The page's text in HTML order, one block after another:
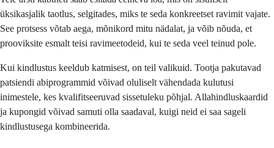
üksikasjalik taotlus, selgitades, miks te seda konkreetset ravimit vajate.
See protsess võtab aega, mõnikord mitu nädalat, ja võib nõuda, et
prooviksite esmalt teisi ravimeetodeid, kui te seda veel teinud pole.
Kui kindlustus keeldub katmisest, on teil valikuid. Tootja pakutavad
patsiendi abiprogrammid võivad oluliselt vähendada kulutusi
inimestele, kes kvalifitseeruvad sissetuleku põhjal. Allahindluskaardid
ja kupongid võivad samuti olla saadaval, kuigi neid ei saa sageli
kindlustusega kombineerida.